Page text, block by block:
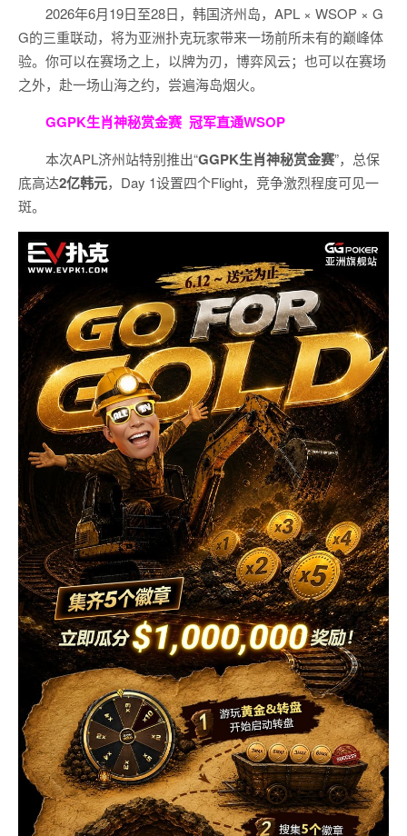
2026年6月19日至28日，韩国济州岛，APL × WSOP × G
G的三重联动，将为亚洲扑克玩家带来一场前所未有的巅峰体
验。 你可以在赛场之上，以牌为刃，博弈风云；也可以在赛场
之外，赴一场山海之约，尝遍海岛烟火。
GGPK生肖神秘赏金赛 冠军直通WSOP
本次APL济州站特别推出“GGPK生肖神秘赏金赛”，总保
底高达2亿韩元，Day 1设置四个Flight，竞争激烈程度可见一
斑。